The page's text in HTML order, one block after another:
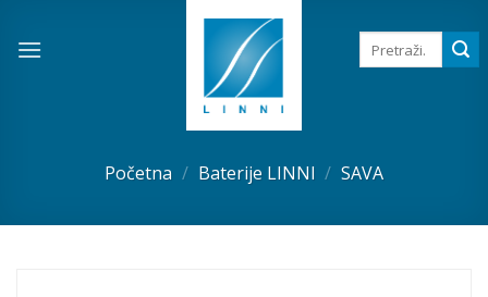
Pretraga
za:
Početna / Baterije LINNI / SAVA